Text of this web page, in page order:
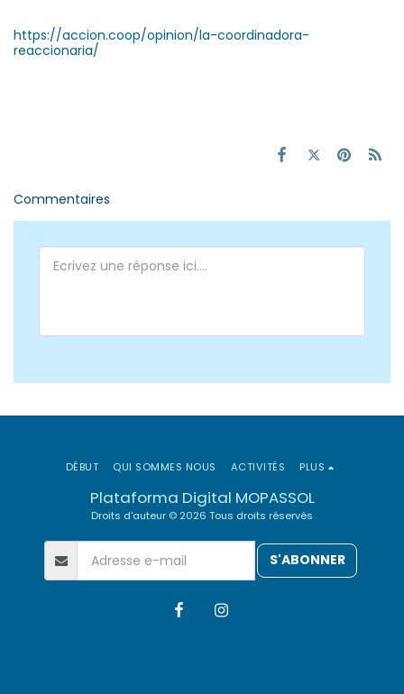
https://accion.coop/opinion/la-coordinadora-
reaccionaria/
Commentaires
Plataforma Digital MOPASSOL
Droits d'auteur © 2026 Tous droits réservés
DÉBUT QUI SOMMES NOUS ACTIVITÉS PLUS
S'ABONNER